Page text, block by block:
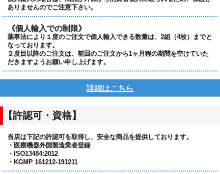
ありませんのでご注意下さい。
《個人輸入での制限》
薬事法により１度のご注文で個人輸入できる数量は、2組（4枚）までと
なっております。
２度目以降のご注文は、前回のご注文から1ヶ月程の期間を空けていた
だきますようお願い申し上げます。
詳細はこちら
【許認可・資格】
当店は下記の許認可を取得し、安全な商品を提供しております。
・医療機器外国製造業者登録
・ISO13484:2012
・KGMP 161212-191211